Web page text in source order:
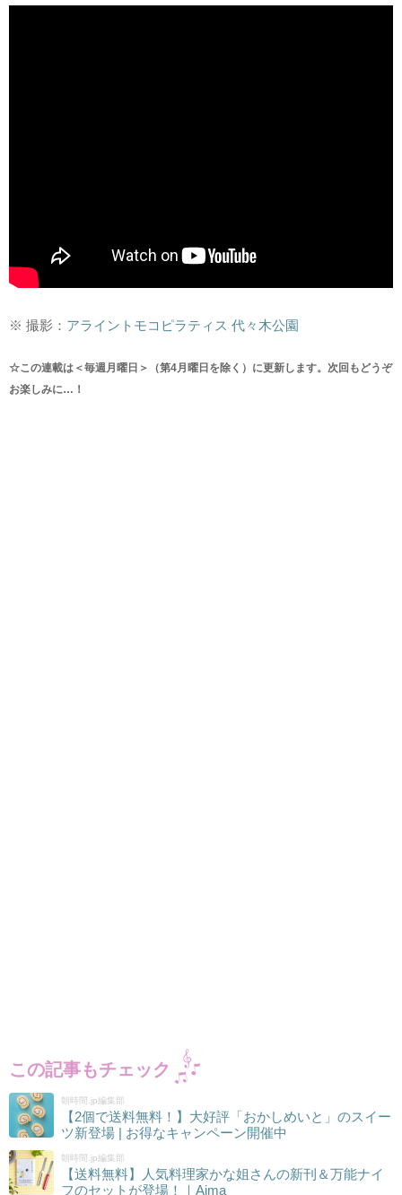
※ 撮影： アライントモコピラティス 代々木公園
☆この連載は＜毎週月曜日＞（第4月曜日を除く）に更新します。次回もどうぞ
お楽しみに…！
この記事もチェック
朝時間.jp編集部
【2個で送料無料！】大好評「おかしめいと」のスイー
ツ新登場 | お得なキャンペーン開催中
朝時間.jp編集部
【送料無料】人気料理家かな姐さんの新刊＆万能ナイ
フのセットが登場！｜Aima